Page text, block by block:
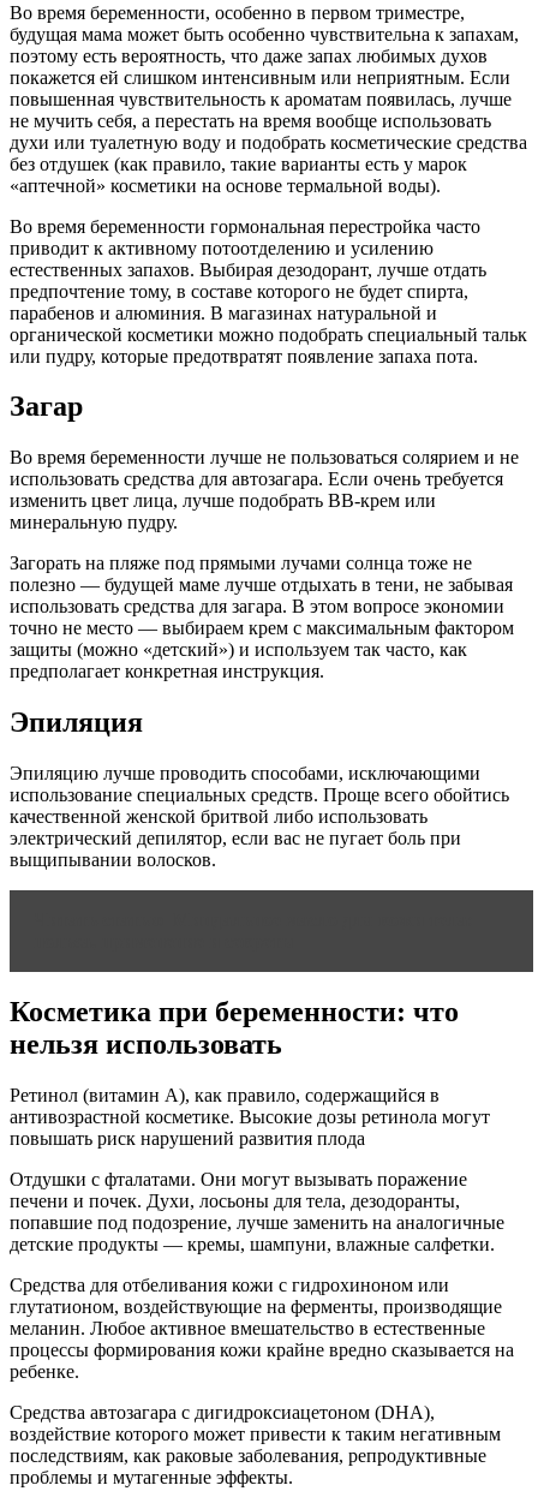
Во время беременности, особенно в первом триместре,
будущая мама может быть особенно чувствительна к запахам,
поэтому есть вероятность, что даже запах любимых духов
покажется ей слишком интенсивным или неприятным. Если
повышенная чувствительность к ароматам появилась, лучше
не мучить себя, а перестать на время вообще использовать
духи или туалетную воду и подобрать косметические средства
без отдушек (как правило, такие варианты есть у марок
«аптечной» косметики на основе термальной воды).
Во время беременности гормональная перестройка часто
приводит к активному потоотделению и усилению
естественных запахов. Выбирая дезодорант, лучше отдать
предпочтение тому, в составе которого не будет спирта,
парабенов и алюминия. В магазинах натуральной и
органической косметики можно подобрать специальный тальк
или пудру, которые предотвратят появление запаха пота.
Загар
Во время беременности лучше не пользоваться солярием и не
использовать средства для автозагара. Если очень требуется
изменить цвет лица, лучше подобрать ВВ-крем или
минеральную пудру.
Загорать на пляже под прямыми лучами солнца тоже не
полезно — будущей маме лучше отдыхать в тени, не забывая
использовать средства для загара. В этом вопросе экономии
точно не место — выбираем крем с максимальным фактором
защиты (можно «детский») и используем так часто, как
предполагает конкретная инструкция.
Эпиляция
Эпиляцию лучше проводить способами, исключающими
использование специальных средств. Проще всего обойтись
качественной женской бритвой либо использовать
электрический депилятор, если вас не пугает боль при
выщипывании волосков.
Косметика при беременности: что
нельзя использовать
Ретинол (витамин А), как правило, содержащийся в
антивозрастной косметике. Высокие дозы ретинола могут
повышать риск нарушений развития плода
Отдушки с фталатами. Они могут вызывать поражение
печени и почек. Духи, лосьоны для тела, дезодоранты,
попавшие под подозрение, лучше заменить на аналогичные
детские продукты — кремы, шампуни, влажные салфетки.
Средства для отбеливания кожи с гидрохиноном или
глутатионом, воздействующие на ферменты, производящие
меланин. Любое активное вмешательство в естественные
процессы формирования кожи крайне вредно сказывается на
ребенке.
Средства автозагара с дигидроксиацетоном (DHA),
воздействие которого может привести к таким негативным
последствиям, как раковые заболевания, репродуктивные
проблемы и мутагенные эффекты.